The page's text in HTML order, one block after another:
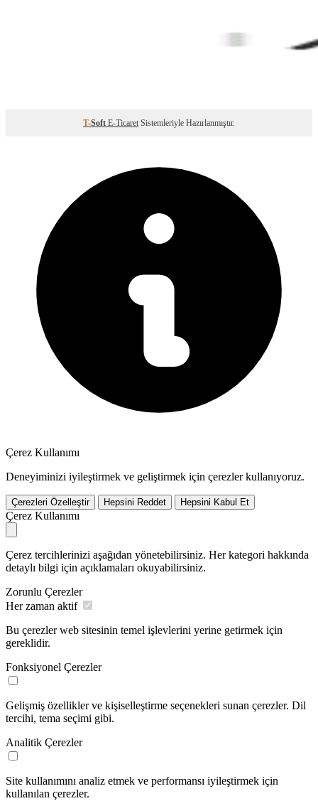
T-Soft E-Ticaret Sistemleriyle Hazırlanmıştır.
Çerez Kullanımı
Deneyiminizi iyileştirmek ve geliştirmek için çerezler kullanıyoruz.
Çerezleri Özelleştir Hepsini Reddet Hepsini Kabul Et
Çerez Kullanımı
Çerez tercihlerinizi aşağıdan yönetebilirsiniz. Her kategori hakkında
detaylı bilgi için açıklamaları okuyabilirsiniz.
Zorunlu Çerezler
Her zaman aktif
Bu çerezler web sitesinin temel işlevlerini yerine getirmek için
gereklidir.
Fonksiyonel Çerezler
Gelişmiş özellikler ve kişiselleştirme seçenekleri sunan çerezler. Dil
tercihi, tema seçimi gibi.
Analitik Çerezler
Site kullanımını analiz etmek ve performansı iyileştirmek için
kullanılan çerezler.